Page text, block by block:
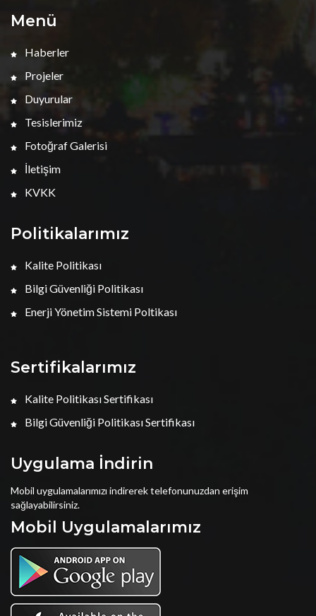
Menü
Haberler
Projeler
Duyurular
Tesislerimiz
Fotoğraf Galerisi
İletişim
KVKK
Politikalarımız
Kalite Politikası
Bilgi Güvenliği Politikası
Enerji Yönetim Sistemi Poltikası
Sertifikalarımız
Kalite Politikası Sertifikası
Bilgi Güvenliği Politikası Sertifikası
Uygulama İndirin
Mobil uygulamalarımızı indirerek telefonunuzdan erişim
sağlayabilirsiniz.
Mobil Uygulamalarımız